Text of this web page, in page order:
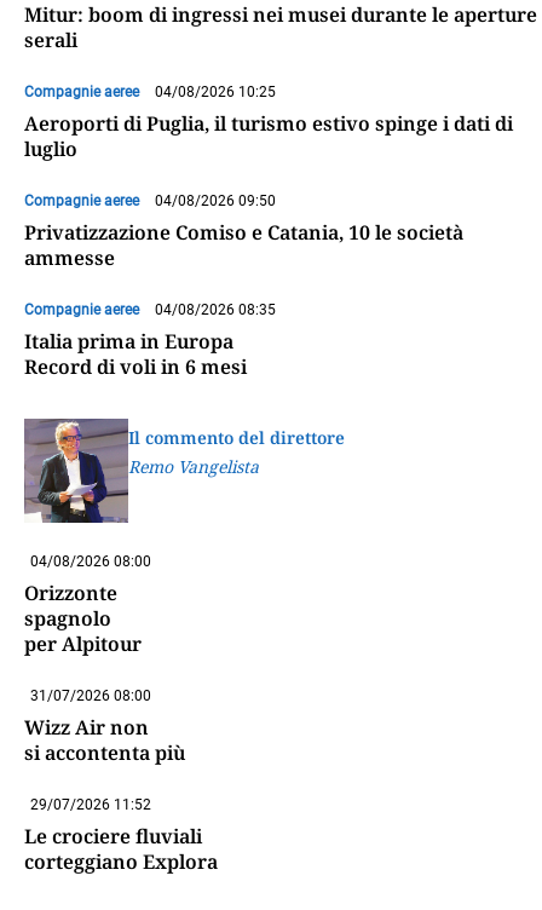
Mitur: boom di ingressi nei musei durante le aperture
serali
Compagnie aeree 04/08/2026 10:25
Aeroporti di Puglia, il turismo estivo spinge i dati di
luglio
Compagnie aeree 04/08/2026 09:50
Privatizzazione Comiso e Catania, 10 le società
ammesse
Compagnie aeree 04/08/2026 08:35
Italia prima in Europa
Record di voli in 6 mesi
Il commento del direttore
Remo Vangelista
04/08/2026 08:00
Orizzonte
spagnolo
per Alpitour
31/07/2026 08:00
Wizz Air non
si accontenta più
29/07/2026 11:52
Le crociere fluviali
corteggiano Explora